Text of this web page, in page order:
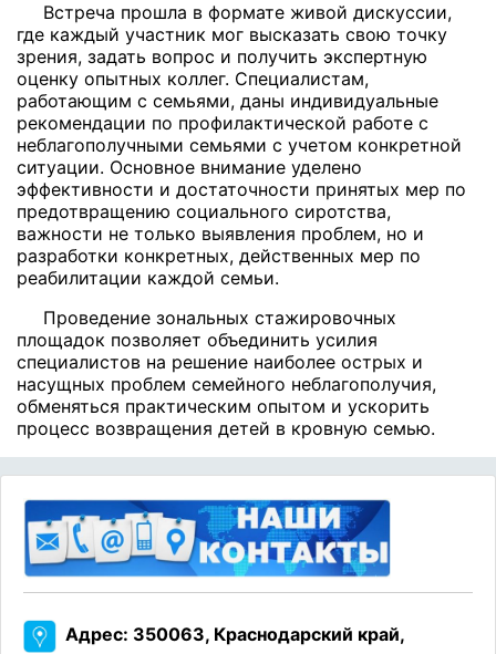
Встреча прошла в формате живой дискуссии,
где каждый участник мог высказать свою точку
зрения, задать вопрос и получить экспертную
оценку опытных коллег. Специалистам,
работающим с семьями, даны индивидуальные
рекомендации по профилактической работе с
неблагополучными семьями с учетом конкретной
ситуации. Основное внимание уделено
эффективности и достаточности принятых мер по
предотвращению социального сиротства,
важности не только выявления проблем, но и
разработки конкретных, действенных мер по
реабилитации каждой семьи.
Проведение зональных стажировочных
площадок позволяет объединить усилия
специалистов на решение наиболее острых и
насущных проблем семейного неблагополучия,
обменяться практическим опытом и ускорить
процесс возвращения детей в кровную семью.
Адрес: 350063, Краснодарский край,